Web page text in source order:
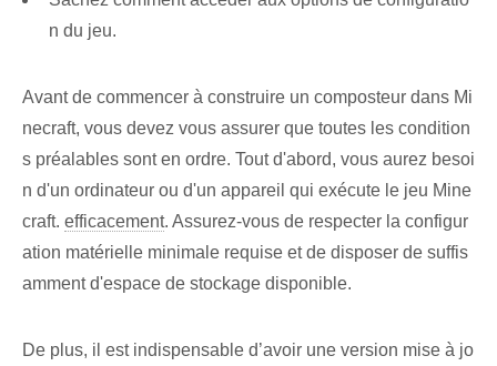
n du jeu.
Avant de commencer à construire un composteur dans Mi
necraft, vous devez vous assurer que toutes les condition
s préalables sont en ordre. Tout d'abord, vous aurez besoi
n d'un ordinateur ou d'un appareil qui exécute le jeu Mine
craft. efficacement. Assurez-vous de respecter la configur
ation matérielle minimale requise et de disposer de suffis
amment d'espace de stockage disponible.
De plus, il est indispensable d’avoir une version mise à jo